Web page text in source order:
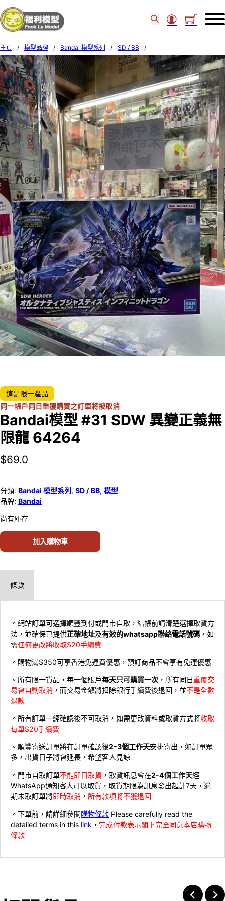
主頁 / 模型品牌 / Bandai 模型系列 / SD / BB
/
Bandai模型 #31 SDW 異變正義無限龍 64264
這是限一產品
同一帳戶同日重覆購買之訂單將被取消
Bandai模型 #31 SDW 異變正義無
限龍 64264
$69.0
分類: Bandai 模型系列 , SD / BB, 模型
品牌: Bandai
尚有庫存
加入購物車
條款
。網站訂單可選擇順豐到付或門市自取，結帳前請清楚選擇取貨方
法，並確保已提供正確地址及有效的whatsapp聯絡電話號碼 ，如
需任何更改將收取$20手續費
。購物滿$350可享香港免運費優惠，預訂商品不會享有免運優惠
。所有限一貨品，每一個賬戶每天只可購買一次 ，所有同日重覆交
易會自動取消 ，而交易金額將扣除銀行手續費後退回，並不是全數
退款
。所有訂單一經確認後不可取消，如需更改資料或取貨方式將收取
每單$20手續費
。順豐寄送訂單將在訂單確認後2-3個工作天安排寄出，如訂單眾
多，出貨日子將會延長，希望客人見諒
。門市自取訂單不能即日取貨 ，取貨訊息會在2-4個工作天經
WhatsApp通知客人可以取貨，取貨期限為訊息發出起計7天，逾
期未取訂單將即時取消 ， 所有款項將不獲退回
。下單前，請詳細參閱購物條款 Please carefully read the
detailed terms in this link ， 完成付款表示閣下完全同意本店購物
條款